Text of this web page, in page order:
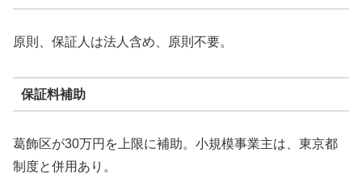
原則、保証人は法人含め、原則不要。
保証料補助
葛飾区が30万円を上限に補助。小規模事業主は、東京都
制度と併用あり。